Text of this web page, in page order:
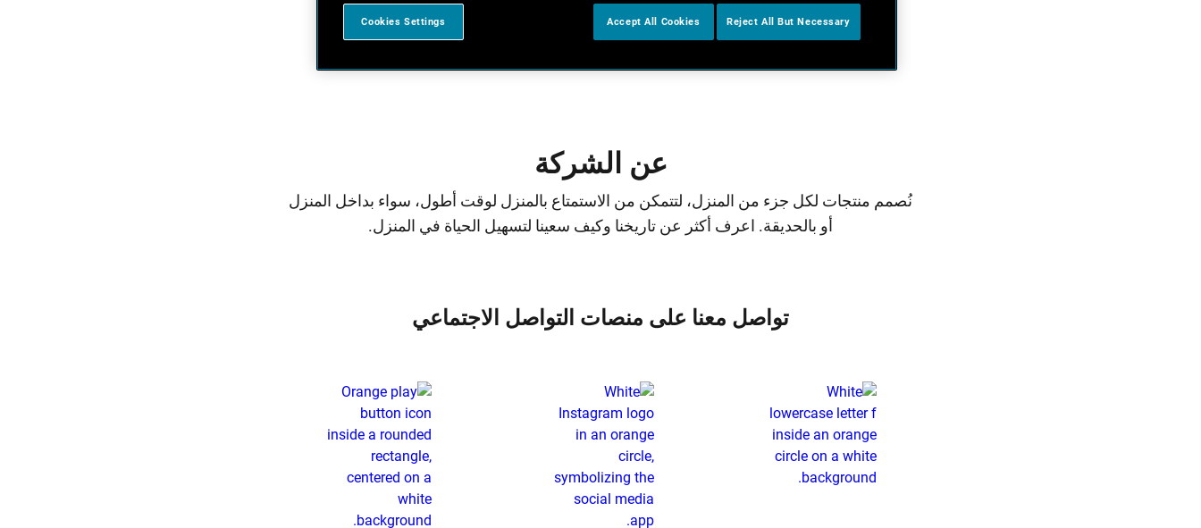
عن الشركة
نُصمم منتجات لكل جزء من المنزل، لتتمكن من الاستمتاع بالمنزل لوقت أطول، سواء بداخل المنزل
أو بالحديقة. اعرف أكثر عن تاريخنا وكيف سعينا لتسهيل الحياة في المنزل.
تواصل معنا على منصات التواصل الاجتماعي
Cookies Settings Reject All But Necessary
Accept All Cookies